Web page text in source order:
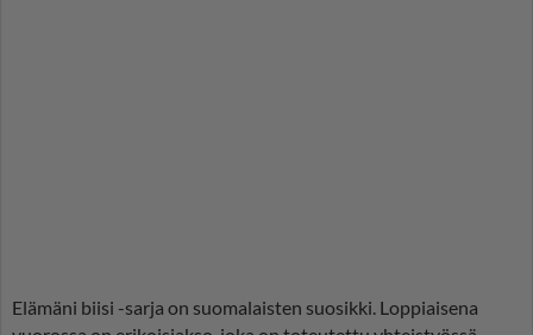
Elämäni biisi -sarja on suomalaisten suosikki. Loppiaisena